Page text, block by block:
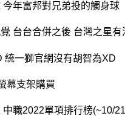
年富邦對兄弟投的觸身球
台台合併之後 台灣之星
統一獅官網沒有胡智為XD
幕支架購買
職2022單項排行榜(~10/21